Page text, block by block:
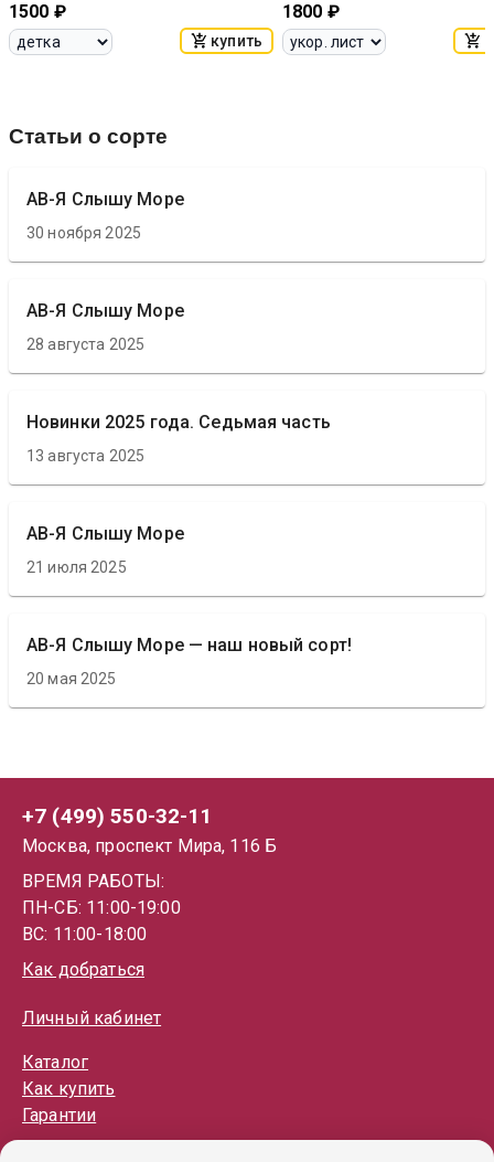
1500 ₽
купить
1800 ₽
Статьи о сорте
АВ-Я Слышу Море
30 ноября 2025
АВ-Я Слышу Море
28 августа 2025
Новинки 2025 года. Седьмая часть
13 августа 2025
АВ-Я Слышу Море
21 июля 2025
АВ-Я Слышу Море — наш новый сорт!
20 мая 2025
+7 (499) 550-32-11
Москва, проспект Мира, 116 Б
ВРЕМЯ РАБОТЫ:
ПН-СБ: 11:00-19:00
ВС: 11:00-18:00
Как добраться
Личный кабинет
Каталог
Как купить
Гарантии